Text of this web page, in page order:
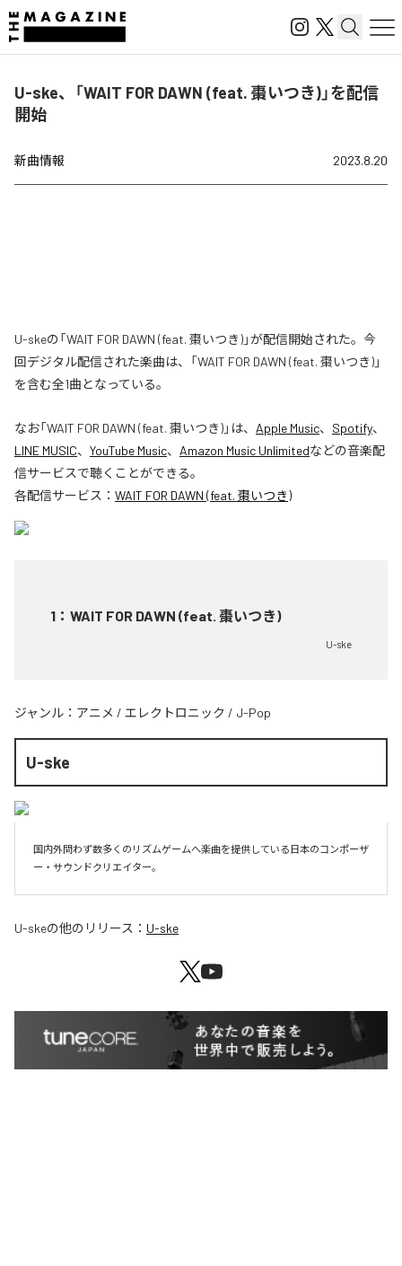
U-ske、「WAIT FOR DAWN (feat. 棗いつき)」を配信
開始
新曲情報 2023.8.20
U-skeの「WAIT FOR DAWN (feat. 棗いつき)」が配信開始された。今
回デジタル配信された楽曲は、「WAIT FOR DAWN (feat. 棗いつき)」
を含む全1曲となっている。
なお「WAIT FOR DAWN (feat. 棗いつき)」は、 Apple Music、 Spotify、
LINE MUSIC、 YouTube Music、 Amazon Music Unlimitedなどの音楽配
信サービスで聴くことができる。
各配信サービス： WAIT FOR DAWN (feat. 棗いつき)
1 ： WAIT FOR DAWN (feat. 棗いつき)
U-ske
ジャンル： アニメ / エレクトロニック / J-Pop
U-ske
国内外問わず数多くのリズムゲームへ楽曲を提供している日本のコンポーザ
ー・サウンドクリエイター。
U-skeの他のリリース： U-ske